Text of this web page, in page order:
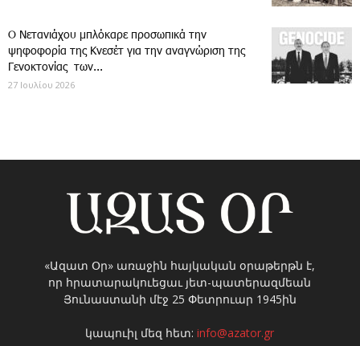
Ο Νετανιάχου μπλόκαρε προσωπικά την
ψηφοφορία της Κνεσέτ για την αναγνώριση της
Γενοκτονίας των...
27 Ιουλίου 2026
«Ազատ Օր» առաջին հայկական օրաթերթն է,
որ հրատարակուեցաւ յետ-պատերազմեան
Յունաստանի մէջ 25 Փետրուար 1945ին
կապուիլ մեզ հետ:info@azator.gr